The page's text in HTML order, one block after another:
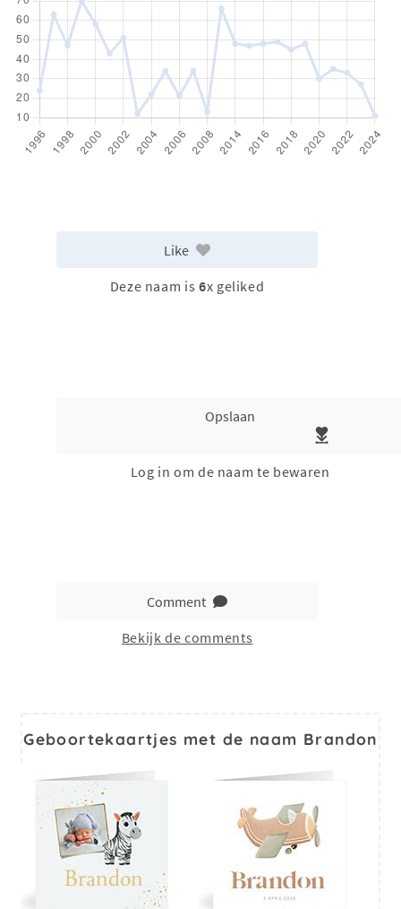
Like
Deze naam is 6x geliked
Opslaan
Log in om de naam te bewaren
Comment
Bekijk de comments
Geboortekaartjes met de naam Brandon